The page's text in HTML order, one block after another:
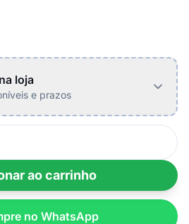
loja
e prazos
ao carrinho
no WhatsApp